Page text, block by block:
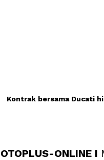
Kontrak bersama Ducati
OTOPLUS-ONLINE I